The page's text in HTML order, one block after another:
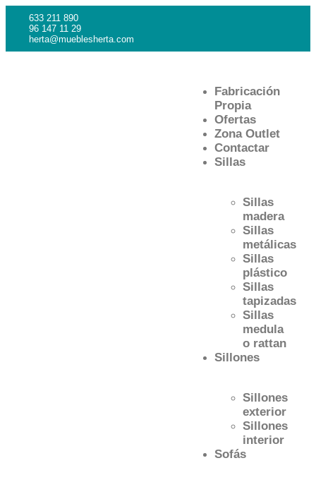
633 211 890
96 147 11 29
herta@mueblesherta.com
Fabricación
Propia
Ofertas
Zona Outlet
Contactar
Sillas
Sillas
madera
Sillas
metálicas
Sillas
plástico
Sillas
tapizadas
Sillas
medula
o rattan
Sillones
Sillones
exterior
Sillones
interior
Sofás